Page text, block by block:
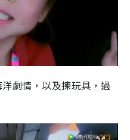
劇情，以及揀玩具，過